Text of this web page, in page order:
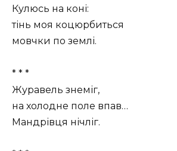
Кулюсь на коні:
тінь моя коцюрбиться
мовчки по землі.
* * *
Журавель знеміг,
на холодне поле впав…
Мандрівця нічліг.